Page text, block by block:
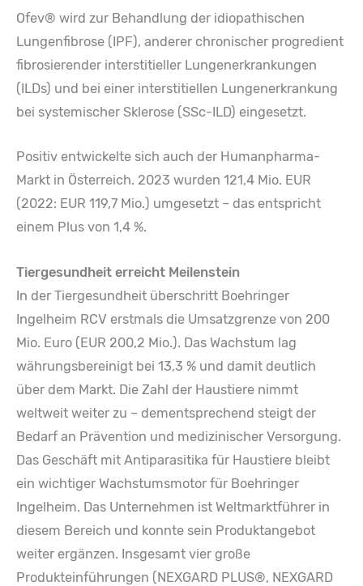
Ofev® wird zur Behandlung der idiopathischen
Lungenfibrose (IPF), anderer chronischer progredient
fibrosierender interstitieller Lungenerkrankungen
(ILDs) und bei einer interstitiellen Lungenerkrankung
bei systemischer Sklerose (SSc-ILD) eingesetzt.
Positiv entwickelte sich auch der Humanpharma-
Markt in Österreich. 2023 wurden 121,4 Mio. EUR
(2022: EUR 119,7 Mio.) umgesetzt – das entspricht
einem Plus von 1,4 %.
Tiergesundheit erreicht Meilenstein
In der Tiergesundheit überschritt Boehringer
Ingelheim RCV erstmals die Umsatzgrenze von 200
Mio. Euro (EUR 200,2 Mio.). Das Wachstum lag
währungsbereinigt bei 13,3 % und damit deutlich
über dem Markt. Die Zahl der Haustiere nimmt
weltweit weiter zu – dementsprechend steigt der
Bedarf an Prävention und medizinischer Versorgung.
Das Geschäft mit Antiparasitika für Haustiere bleibt
ein wichtiger Wachstumsmotor für Boehringer
Ingelheim. Das Unternehmen ist Weltmarktführer in
diesem Bereich und konnte sein Produktangebot
weiter ergänzen. Insgesamt vier große
Produkteinführungen (NEXGARD PLUS®, NEXGARD